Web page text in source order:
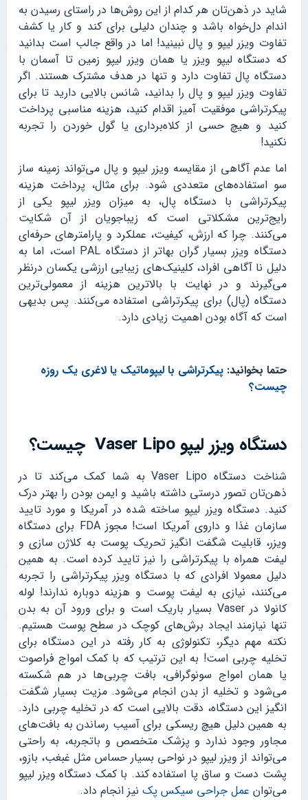
شاید در ذهن‌تان هر کدام از این روش‌ها در راستای رسیدن به
اندام دل‌خواه باشد و چندان دلیلی برای کند و کار یا کشف
تفاوت ویزر لیپو و پال نبینید! اما در واقع جالب است بدانید
که دستگاه لیپو ویزر یا همان ویزر لیپو زمین تا آسمان با
دستگاه پال تفاوت دارد و تنها در هدف مشترک هستند. اگر
تفاوت ویزر لیپو و پال را بدانید، شانس بالایی دارید تا برای
پیکرتراشی موفقیت آمیز اقدام کنید، هزینه مناسبی پرداخت
کنید و هیچ حسی از کلاه‌برداری یا گول خوردن را تجربه
نکنید!
اما عدم آگاهی از مقایسه ویزر لیپو و پال می‌تواند زمینه ساز
سو استفاده‌های متعددی شود. برای مثال، پرداخت هزینه
پیکرتراشی با دستگاه پال، به میزان ویزر لیپو یکی از
رایج‌ترین مشکلاتی است که زیباجویان از آن شکایت
می‌کنند. چرا که ارزش، کیفیت، عملکرد و پارامترهای حرفه‌ای
دستگاه ویزر بسیار گران بها‌تر از دستگاه PAL است، اما به
دلیل نا آگاهی افراد، کلینیک‌های زیبایی ارزشی یکسان درنظر
می‌گیرند و در نهایت با بالاترین هزینه از معمولی‌ترین
دستگاه (پال) برای پیکرتراشی استفاده می‌کنند. پس بدیهی
است که آگاه بودن اهمیت زیادی دارد.
حتما بخوانید:پیکرتراشی با لیپوماتیک یا لاغری یک روزه
چیست؟
دستگاه ویزر لیپو Vaser Lipo چیست؟
شناخت دستگاه Vaser Lipo به شما کمک می‌کند تا در
ذهن‌تان تصور درستی داشته باشید و ایمن بودن را بهتر درک
کنید. دستگاه ویزر لیپو ساخته شده در آمریکا و مورد تایید
سازمان غذا و داروی آمریکا است! مجوز FDA برای دستگاه
ویزر، قابلیت شگفت انگیز تحریک پوست به کلاژن سازی و
لیفت همراه با پیکرتراشی را نیز تایید کرده است. به همین
دلیل معمولا افرادی که با دستگاه ویزر پیکرتراشی را تجربه
می‌کنند، نیازی به لیفت پوست و هزینه دوباره ندارند! لوله
کانولا در Vaser بسیار باریک است و برای ورود آن به بدن
تنها نیازمند ایجاد برش‌های کوچک در سطح پوست هستیم.
نکته مهم دیگر، تکنولوژی به کار رفته در این دستگاه برای
تخلیه چربی است! به این ترتیب که با کمک امواج فراصوت
یا همان امواج سونوگرافی، بافت چربی‌ها در هم شکسته
می‌شود و تخلیه از بدن انجام می‌شود. مزیت بسیار شگفت
انگیز این دستگاه، دقت بالایی است که در تخلیه چربی دارد.
به همین دلیل هیچ ریسکی برای آسیب رساندن به بافت‌های
مجاور وجود ندارد و پزشک متخصص و باتجربه، به راحتی
می‌تواند از ویزر لیپو در نواحی بسیار حساس مثل غبغب، بازو،
پشت دست و ساق پا استفاده کند. با کمک دستگاه ویزر لیپو
می‌توان عمل جراحی سیکس پک نیز انجام داد.